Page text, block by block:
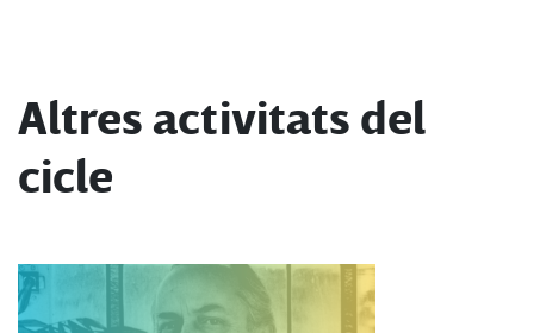
Altres activitats del
cicle